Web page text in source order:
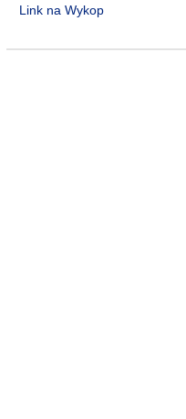
Link na Wykop